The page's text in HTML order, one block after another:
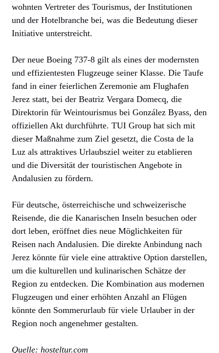
wohnten Vertreter des Tourismus, der Institutionen
und der Hotelbranche bei, was die Bedeutung dieser
Initiative unterstreicht.
Der neue Boeing 737-8 gilt als eines der modernsten
und effizientesten Flugzeuge seiner Klasse. Die Taufe
fand in einer feierlichen Zeremonie am Flughafen
Jerez statt, bei der Beatriz Vergara Domecq, die
Direktorin für Weintourismus bei González Byass, den
offiziellen Akt durchführte. TUI Group hat sich mit
dieser Maßnahme zum Ziel gesetzt, die Costa de la
Luz als attraktives Urlaubsziel weiter zu etablieren
und die Diversität der touristischen Angebote in
Andalusien zu fördern.
Für deutsche, österreichische und schweizerische
Reisende, die die Kanarischen Inseln besuchen oder
dort leben, eröffnet dies neue Möglichkeiten für
Reisen nach Andalusien. Die direkte Anbindung nach
Jerez könnte für viele eine attraktive Option darstellen,
um die kulturellen und kulinarischen Schätze der
Region zu entdecken. Die Kombination aus modernen
Flugzeugen und einer erhöhten Anzahl an Flügen
könnte den Sommerurlaub für viele Urlauber in der
Region noch angenehmer gestalten.
Quelle: hosteltur.com